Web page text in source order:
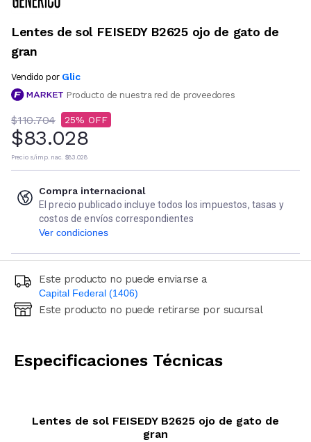
Lentes de sol FEISEDY B2625 ojo de gato de
gran
Vendido por Glic
Producto de nuestra red de proveedores
$110.704 25
$83.028
Precio s/imp. nac. $83.028
Compra internacional
El precio publicado incluye todos los impuestos, tasas y
costos de envíos correspondientes
Ver condiciones
Este producto no puede enviarse a
Capital Federal (1406)
Ingresá código postal (sólo números)
Este producto no puede retirarse por sucursal
Especificaciones Técnicas
Lentes de sol FEISEDY B2625 ojo de gato de
gran